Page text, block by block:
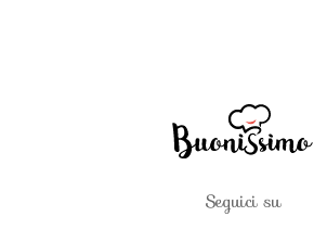
Seguici su